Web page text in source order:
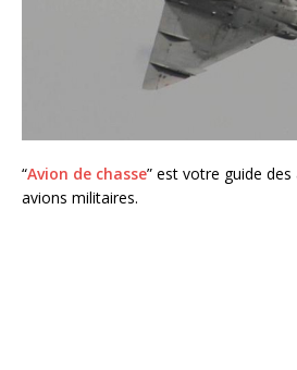
“Avion de chasse” est votre guide
avions militaires.